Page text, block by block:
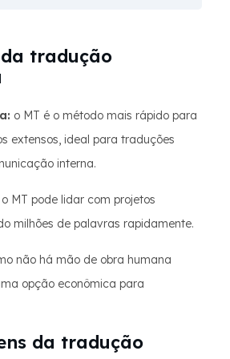
tradução
o MT é o método mais rápido para
extensos, ideal para traduções
interna.
o MT pode lidar com projetos
milhões de palavras rapidamente.
não há mão de obra humana
opção econômica para
da tradução